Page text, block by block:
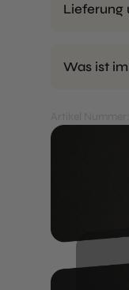
6mm
Lieferung
Was ist